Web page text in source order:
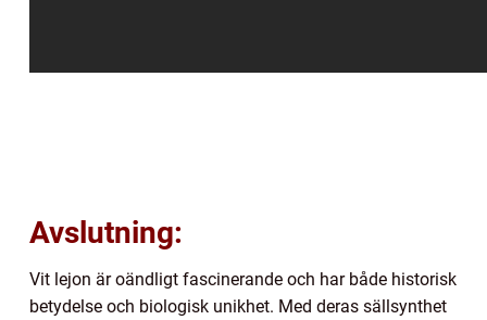
Avslutning:
Vit lejon är oändligt fascinerande och har både historisk
betydelse och biologisk unikhet. Med deras sällsynthet